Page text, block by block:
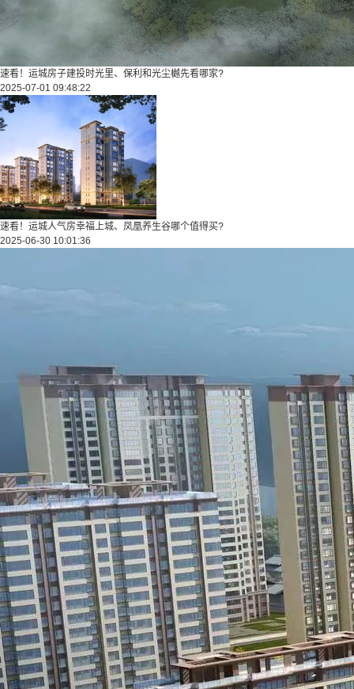
速看！运城房子建投时光里、保利和光尘樾先看哪家?
2025-07-01 09:48:22
速看！运城人气房幸福上城、凤凰养生谷哪个值得买?
2025-06-30 10:01:36